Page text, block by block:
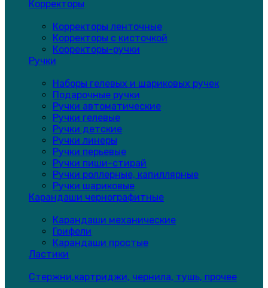
Корректоры
Корректоры ленточные
Корректоры с кисточкой
Корректоры-ручки
Ручки
Наборы гелевых и шариковых ручек
Подарочные ручки
Ручки автоматические
Ручки гелевые
Ручки детские
Ручки линеры
Ручки перьевые
Ручки пиши-стирай
Ручки роллерные, капиллярные
Ручки шариковые
Карандаши чернографитные
Карандаши механические
Грифели
Карандаши простые
Ластики
Стержни,картриджи, чернила, тушь, прочее